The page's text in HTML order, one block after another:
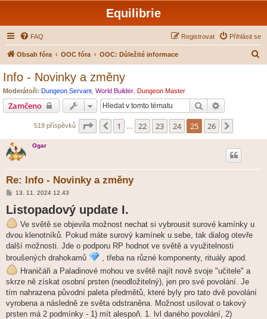
Equilibrie
FAQ Přihlásit se
Registrovat
Obsah fóra OOC fóra OOC: Důležité informace
Info - Novinky a změny
Moderátoři: Dungeon Servant World Builder Dungeon Master
Zamčeno Hledat
519 příspěvků Stránka z26
Předchozí
1 22 23 24 25 26
Ogar
Re: Info - Novinky a změny
P
í
s
p
ě
v
e
k
13. 11. 2024 12.43
Listopadový update I.
Ve světě se objevila možnost nechat si vybrousit surové kamínky u
dvou klenotníků. Pokud máte surový kamínek u sebe, tak dialog otevře
další možnosti. Jde o podporu RP hodnot ve světě a využitelnosti
broušených drahokamů
, třeba na různé komponenty, rituály apod.
Hraničáři a Paladinové mohou ve světě najít nově svoje "učitele" a
skrze ně získat osobní prsten (neodložitelný), jen pro své povolání. Je
tím nahrazena původní paleta předmětů, které byly pro tato dvě povolání
vyrobena a následně ze světa odstraněna. Možnost usilovat o takový
prsten má 2 podmínky - 1) mít alespoň. 1. lvl daného povolání, 2)